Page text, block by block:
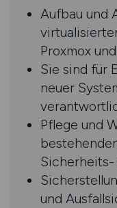
Aufbau und
Proxmox
Sie sind für
neuer
Pflege und
Sicherheits-
und